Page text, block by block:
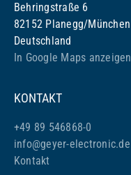
Behringstraße 6
82152 Planegg/München
Deutschland
In Google Maps anzeigen
KONTAKT
+49 89 546868-0
info@geyer-electronic.de
Kontakt